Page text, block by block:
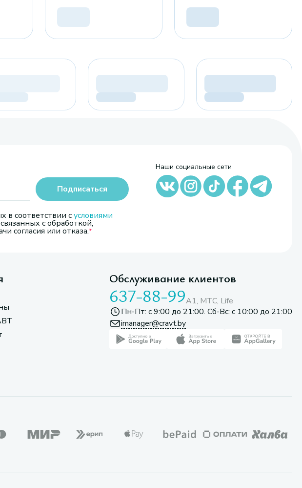
в соответствии сусловиями
с обработкой,
согласия или отказа.
Подписаться
Наши социальные сети
Обслуживание клиентов
637-88-99A1, МТС, Life
Пн-Пт: с 9:00 до 21:00. Сб-Вс: с 10:00 до 21:00
imanager@cravt.by